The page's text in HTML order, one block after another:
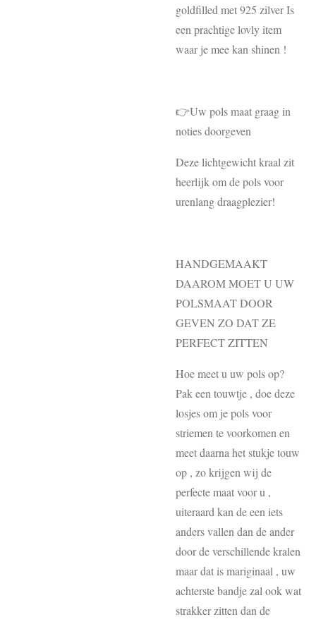
goldfilled met 925 zilver Is
een prachtige lovly item
waar je mee kan shinen !
👉Uw pols maat graag in
noties doorgeven
Deze lichtgewicht kraal zit
heerlijk om de pols voor
urenlang draagplezier!
HANDGEMAAKT
DAAROM MOET U UW
POLSMAAT DOOR
GEVEN ZO DAT ZE
PERFECT ZITTEN
Hoe meet u uw pols op?
Pak een touwtje , doe deze
losjes om je pols voor
striemen te voorkomen en
meet daarna het stukje touw
op , zo krijgen wij de
perfecte maat voor u ,
uiteraard kan de een iets
anders vallen dan de ander
door de verschillende kralen
maar dat is mariginaal , uw
achterste bandje zal ook wat
strakker zitten dan de